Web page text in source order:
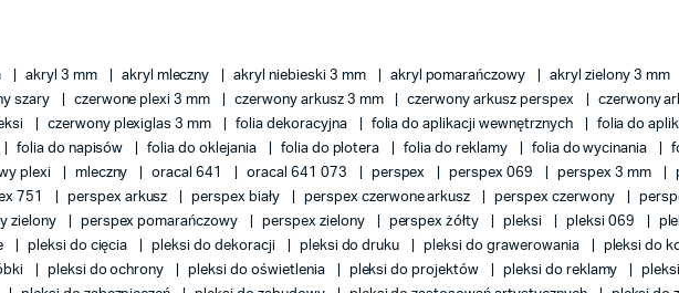
akryl 3 mm akryl mleczny akryl niebieski 3 mm akryl pomarańczowy akryl zielony 3 mm
szary czerwone plexi 3 mm czerwony arkusz 3 mm czerwony arkusz perspex czerwony
czerwony plexiglas 3 mm folia dekoracyjna folia do aplikacji wewnętrznych folia do
folia do napisów folia do oklejania folia do plotera folia do reklamy folia do wycinania
plexi mleczny oracal 641 oracal 641 073 perspex perspex 069 perspex 3 mm
751 perspex arkusz perspex biały perspex czerwone arkusz perspex czerwony
zielony perspex pomarańczowy perspex zielony perspex żółty pleksi pleksi 069
pleksi do cięcia pleksi do dekoracji pleksi do druku pleksi do grawerowania pleksi do
pleksi do ochrony pleksi do oświetlenia pleksi do projektów pleksi do reklamy